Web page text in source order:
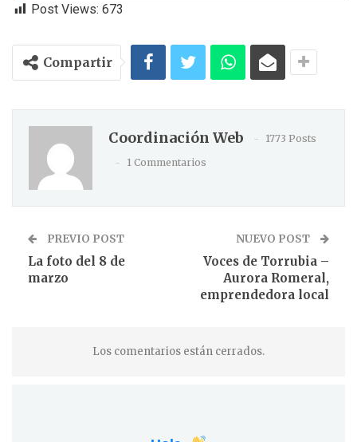
Post Views: 673
Compartir
Coordinación Web
1773 Posts
1 Commentarios
PREVIO POST
La foto del 8 de
marzo
NUEVO POST
Voces de Torrubia –
Aurora Romeral,
emprendedora local
Los comentarios están cerrados.